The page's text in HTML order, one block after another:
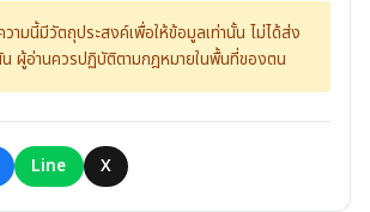
ามนี้มีวัตถุประสงค์เพื่อให้ข้อมูลเท่านั้น ไม่ได้ส่ง
น ผู้อ่านควรปฏิบัติตามกฎหมายในพื้นที่ของตน
Line X